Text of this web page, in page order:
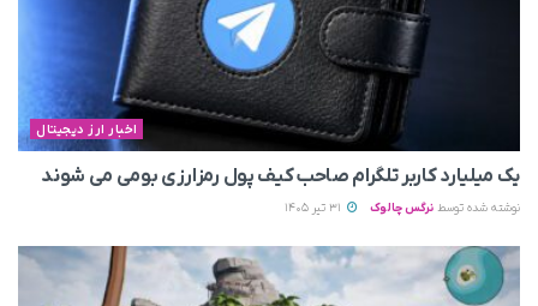
اخبار ارز دیجیتال
یک میلیارد کاربر تلگرام صاحب کیف پول رمزارزی بومی می‌ شوند
نوشته شده توسط نرگس چالوک